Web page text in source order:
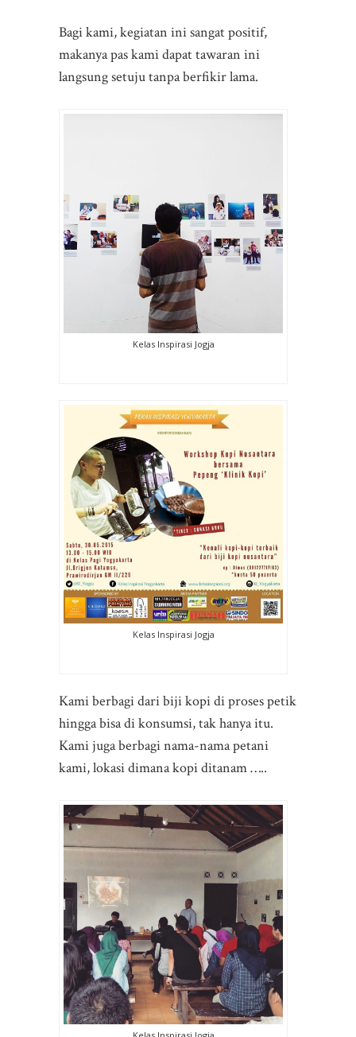
Bagi kami, kegiatan ini sangat positif,
makanya pas kami dapat tawaran ini
langsung setuju tanpa berfikir lama.
Kelas Inspirasi Jogja
Kelas Inspirasi Jogja
Kami berbagi dari biji kopi di proses petik
hingga bisa di konsumsi, tak hanya itu.
Kami juga berbagi nama-nama petani
kami, lokasi dimana kopi ditanam …..